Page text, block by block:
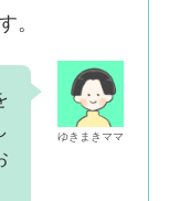
。
ゆきまきママ